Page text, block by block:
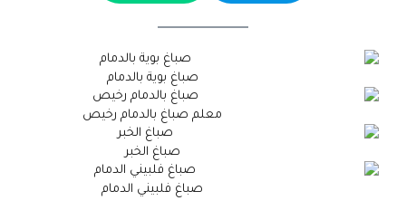
صباغ بوية بالدمام
معلم صباغ بالدمام رخيص
صباغ الخبر
صباغ فلبيني الدمام